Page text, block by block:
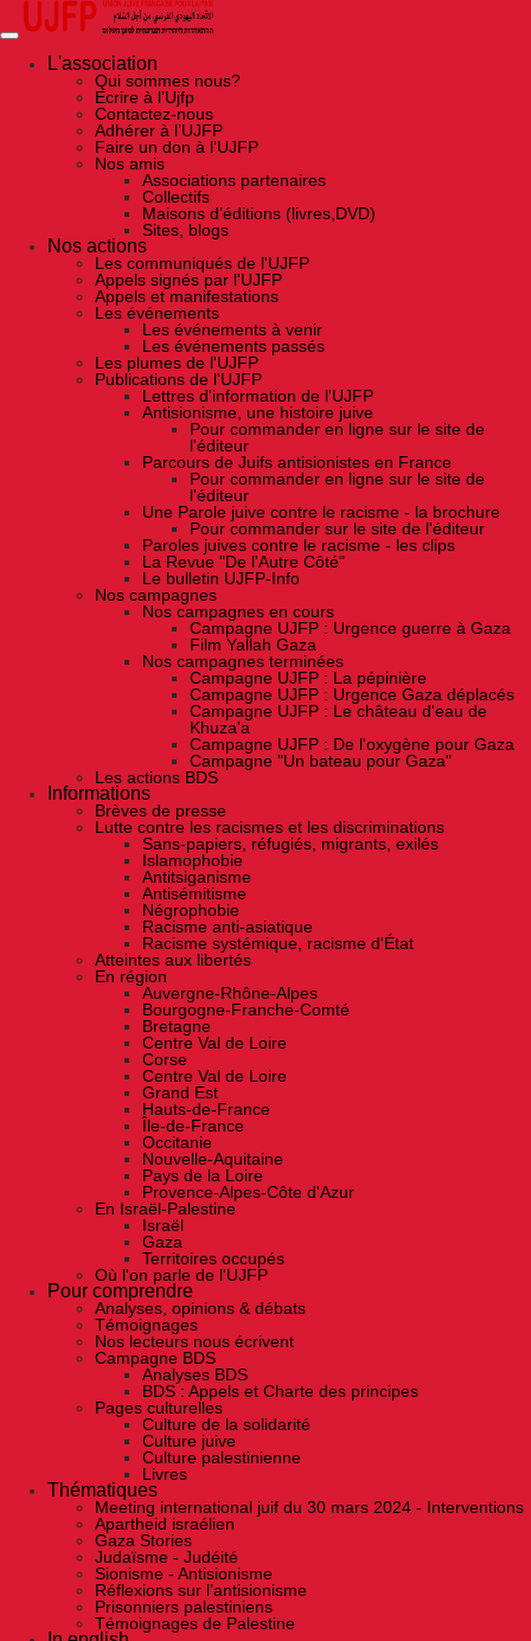
Skip
the
contentL'association
Qui sommes nous?
Ecrire à l’Ujfp
Contactez-nous
Adhérer à l’UJFP
Faire un don à l’UJFP
Nos amis
Associations partenaires
Collectifs
Maisons d’éditions (livres,DVD)
Sites, blogs
Nos actions
Les communiqués de l'UJFP
Appels signés par l'UJFP
Appels et manifestations
Les événements
Les événements à venir
Les événements passés
Les plumes de l'UJFP
Publications de l'UJFP
Lettres d'information de l'UJFP
Antisionisme, une histoire juive
Pour commander en ligne sur le site de
l'éditeur
Parcours de Juifs antisionistes en France
Pour commander en ligne sur le site de
l'éditeur
Une Parole juive contre le racisme - la brochure
Pour commander sur le site de l'éditeur
Paroles juives contre le racisme - les clips
La Revue "De l'Autre Côté"
Le bulletin UJFP-Info
Nos campagnes
Nos campagnes en cours
Campagne UJFP : Urgence guerre à Gaza
Film Yallah Gaza
Nos campagnes terminées
Campagne UJFP : La pépinière
Campagne UJFP : Urgence Gaza déplacés
Campagne UJFP : Le château d'eau de
Khuza'a
Campagne UJFP : De l'oxygène pour Gaza
Campagne "Un bateau pour Gaza"
Les actions BDS
Informations
Brèves de presse
Lutte contre les racismes et les discriminations
Sans-papiers, réfugiés, migrants, exilés
Islamophobie
Antitsiganisme
Antisémitisme
Négrophobie
Racisme anti-asiatique
Racisme systémique, racisme d'État
Atteintes aux libertés
En région
Auvergne-Rhône-Alpes
Bourgogne-Franche-Comté
Bretagne
Centre Val de Loire
Corse
Centre Val de Loire
Grand Est
Hauts-de-France
Île-de-France
Occitanie
Nouvelle-Aquitaine
Pays de la Loire
Provence-Alpes-Côte d'Azur
En Israël-Palestine
Israël
Gaza
Territoires occupés
Où l'on parle de l'UJFP
Pour comprendre
Analyses, opinions & débats
Témoignages
Nos lecteurs nous écrivent
Campagne BDS
Analyses BDS
BDS : Appels et Charte des principes
Pages culturelles
Culture de la solidarité
Culture juive
Culture palestinienne
Livres
Thématiques
Meeting international juif du 30 mars 2024 - Interventions
Apartheid israélien
Gaza Stories
Judaïsme - Judéité
Sionisme - Antisionisme
Réflexions sur l’antisionisme
Prisonniers palestiniens
Témoignages de Palestine